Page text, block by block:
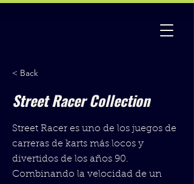
< Back
Street Racer Collection
Street Racer es uno de los juegos de
carreras de karts más locos y
divertidos de los años 90.
Combinando la velocidad de un